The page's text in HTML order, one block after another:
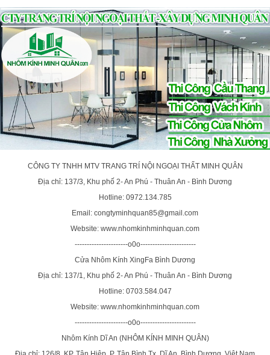
CÔNG TY TNHH MTV TRANG TRÍ NỘI NGOẠI THẤT MINH QUÂN
Địa chỉ: 137/3, Khu phố 2- An Phú - Thuân An - Bình Dương
Hotline: 0972.134.785
Email: congtyminhquan85@gmail.com
Website: www.nhomkinhminhquan.com
----------------------o0o-----------------------
Cửa Nhôm Kính XingFa Bình Dương
Địa chỉ: 137/1, Khu phố 2- An Phú - Thuân An - Bình Dương
Hotline: 0703.584.047
Website: www.nhomkinhminhquan.com
----------------------o0o-----------------------
Nhôm Kính Dĩ An (NHÔM KÍNH MINH QUÂN)